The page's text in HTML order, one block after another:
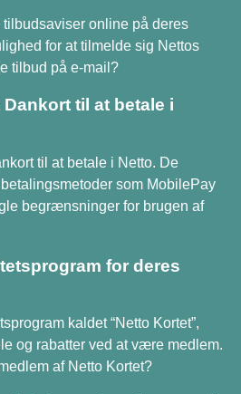
online på deres
for at tilmelde sig Nettos
tilbud på e-mail?
til at betale i
til at betale i Netto. De
som MobilePay
begrænsninger for brugen af
for deres
kaldet “Netto Kortet”,
og rabatter ved at være medlem.
af Netto Kortet?